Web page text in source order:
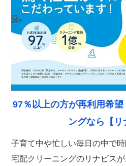
97％以上の方が再利用希
ングなら【リ
子育て中や忙しい毎日の中で
宅配クリーニングのリナビス